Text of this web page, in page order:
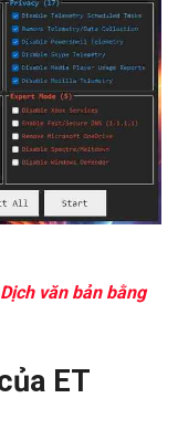
văn bản bằng
ET